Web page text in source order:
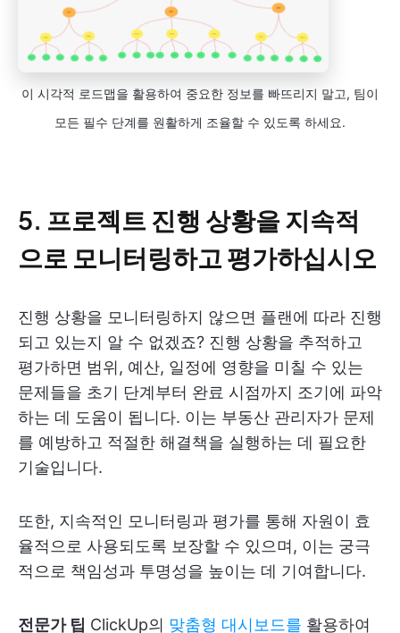
이 시각적 로드맵을 활용하여 중요한 정보를 빠뜨리지 말고, 팀이
모든 필수 단계를 원활하게 조율할 수 있도록 하세요.
5. 프로젝트 진행 상황을 지속적
으로 모니터링하고 평가하십시오
진행 상황을 모니터링하지 않으면 플랜에 따라 진행
되고 있는지 알 수 없겠죠? 진행 상황을 추적하고
평가하면 범위, 예산, 일정에 영향을 미칠 수 있는
문제들을 초기 단계부터 완료 시점까지 조기에 파악
하는 데 도움이 됩니다. 이는 부동산 관리자가 문제
를 예방하고 적절한 해결책을 실행하는 데 필요한
기술입니다.
또한, 지속적인 모니터링과 평가를 통해 자원이 효
율적으로 사용되도록 보장할 수 있으며, 이는 궁극
적으로 책임성과 투명성을 높이는 데 기여합니다.
전문가 팁 ClickUp의 맞춤형 대시보드를 활용하여